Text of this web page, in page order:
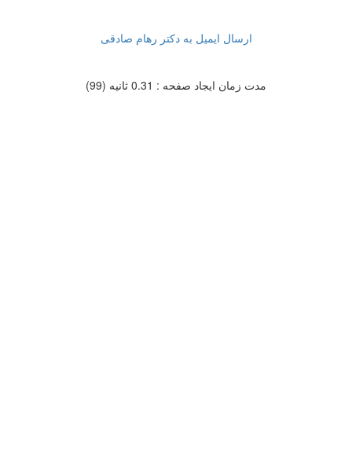
ارسال ایمیل به دکتر رهام صادقی
مدت زمان ایجاد صفحه : 0.31 ثانیه (99)